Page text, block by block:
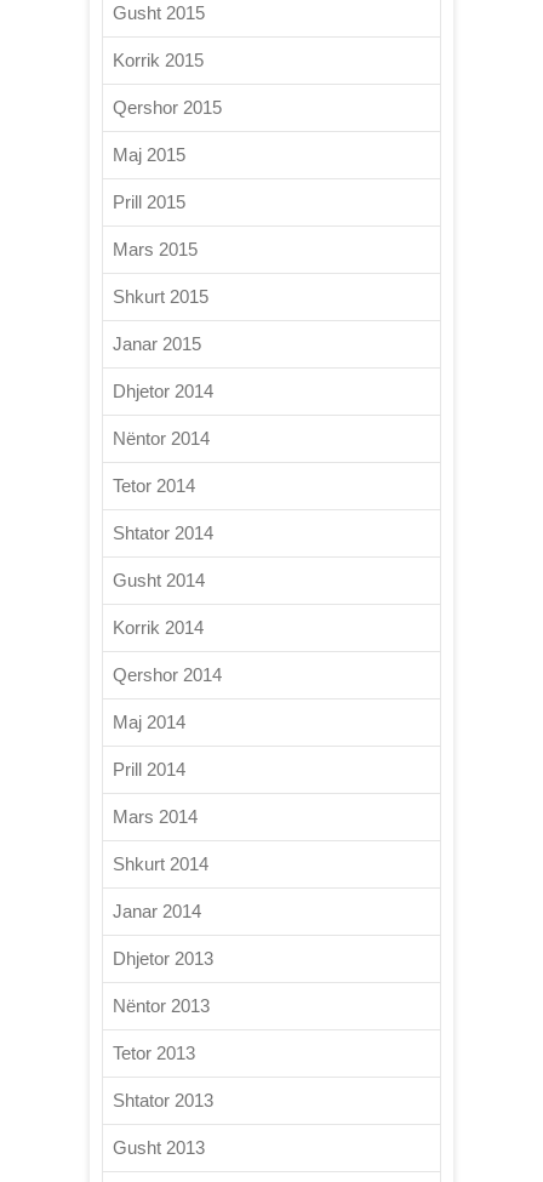
Gusht 2015
Korrik 2015
Qershor 2015
Maj 2015
Prill 2015
Mars 2015
Shkurt 2015
Janar 2015
Dhjetor 2014
Nëntor 2014
Tetor 2014
Shtator 2014
Gusht 2014
Korrik 2014
Qershor 2014
Maj 2014
Prill 2014
Mars 2014
Shkurt 2014
Janar 2014
Dhjetor 2013
Nëntor 2013
Tetor 2013
Shtator 2013
Gusht 2013